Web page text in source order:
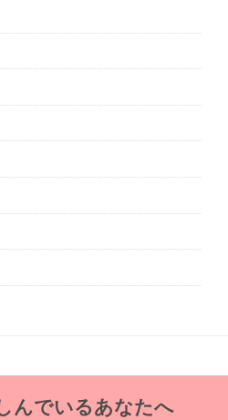
んでいるあなたへ